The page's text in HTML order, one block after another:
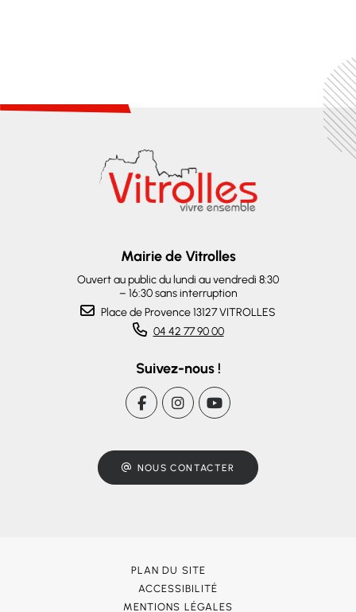
Mairie de Vitrolles
Ouvert au public du lundi au vendredi 8:30
– 16:30 sans interruption
Place de Provence 13127 VITROLLES
04 42 77 90 00
Suivez-nous !
NOUS CONTACTER
PLAN DU SITE
ACCESSIBILITÉ
MENTIONS LÉGALES